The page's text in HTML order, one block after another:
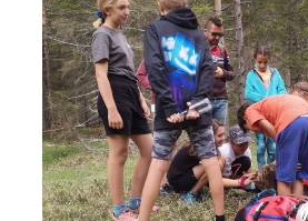
Vorstand